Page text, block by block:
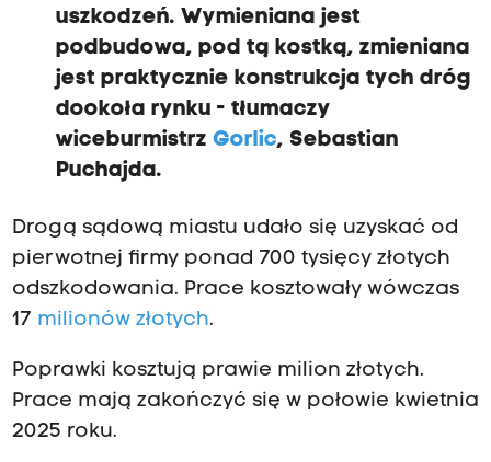
uszkodzeń. Wymieniana jest
podbudowa, pod tą kostką, zmieniana
jest praktycznie konstrukcja tych dróg
dookoła rynku - tłumaczy
wiceburmistrz Gorlic, Sebastian
Puchajda.
Drogą sądową miastu udało się uzyskać od
pierwotnej firmy ponad 700 tysięcy złotych
odszkodowania. Prace kosztowały wówczas
17 milionów złotych.
Poprawki kosztują prawie milion złotych.
Prace mają zakończyć się w połowie kwietnia
2025 roku.